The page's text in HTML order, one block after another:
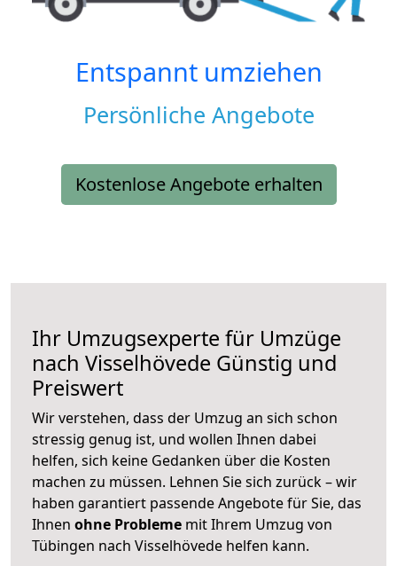
Entspannt umziehen
Persönliche Angebote
Kostenlose Angebote erhalten
Ihr Umzugsexperte für Umzüge
nach Visselhövede Günstig und
Preiswert
Wir verstehen, dass der Umzug an sich schon
stressig genug ist, und wollen Ihnen dabei
helfen, sich keine Gedanken über die Kosten
machen zu müssen. Lehnen Sie sich zurück – wir
haben garantiert passende Angebote für Sie, das
Ihnen ohne Probleme mit Ihrem Umzug von
Tübingen nach Visselhövede helfen kann.